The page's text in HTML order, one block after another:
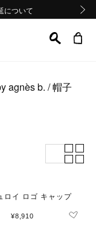
について
について
agnès b. 帽子
ロイ ロゴ キャップ
¥8,910